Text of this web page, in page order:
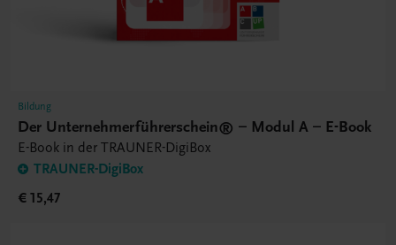
Bildung
Der Unternehmerführerschein® – Modul A – E-Book
E-Book in der TRAUNER-DigiBox
TRAUNER-DigiBox
€ 15,47